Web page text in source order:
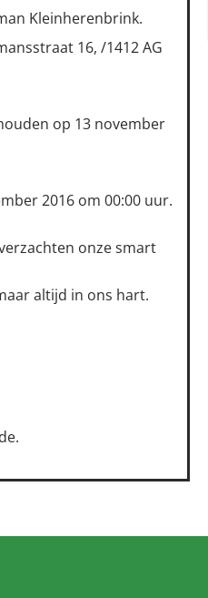
Kleinherenbrink.
16, /1412 AG
op 13 november
2016 om 00:00 uur.
onze smart
altijd in ons hart.